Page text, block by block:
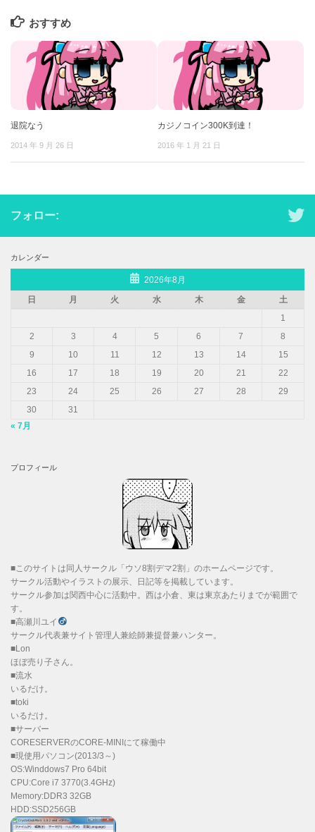
おすすめ
退院なう
2014 年 9 月 26 日
カジノコイン300K到達！
2016 年 1 月 21 日
フォロー:
カレンダー
2026年8月
日
月 火 水 木 金
土
1
2
3 4 5 6 7
8
9
10 11 12 13 14
15
16
17 18 19 20 21
22
23
24 25 26 27 28
29
30
31
« 7月
プロフィール
■このサイトは同人サークル「ウソ8割デマ2割」のホームページです。
サークル活動やイラストの展示、日記等を掲載しています。
サークル参加は関西中心に活動中。西は小倉、東は東京あたりまでが範囲で
す。
■高瀬川ユイ
サークル代表兼サイト管理人兼絵師兼提督兼ハンター。
■Lon
ほぼ売り子さん。
■流水
いるだけ。
■toki
いるだけ。
■サーバー
CORESERVERのCORE-MINIにて稼働中
■現使用パソコン(2013/3～)
OS:Winddows7 Pro 64bit
CPU:Core i7 3770(3.4GHz)
Memory:DDR3 32GB
HDD:SSD256GB